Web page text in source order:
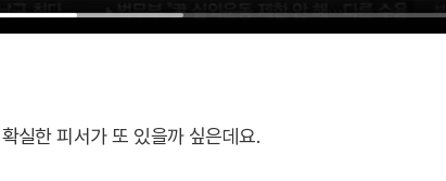
실한 피서가 또 있을까 싶은데요.